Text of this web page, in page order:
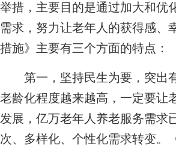
举措，主要目的是通过加大和优
需求，努力让老年人的获得感、
措施》主要有三个方面的特点：
第一，坚持民生为要，突出有
老龄化程度越来越高，一定要让
发展，亿万老年人养老服务需求
次、多样化、个性化需求转变。